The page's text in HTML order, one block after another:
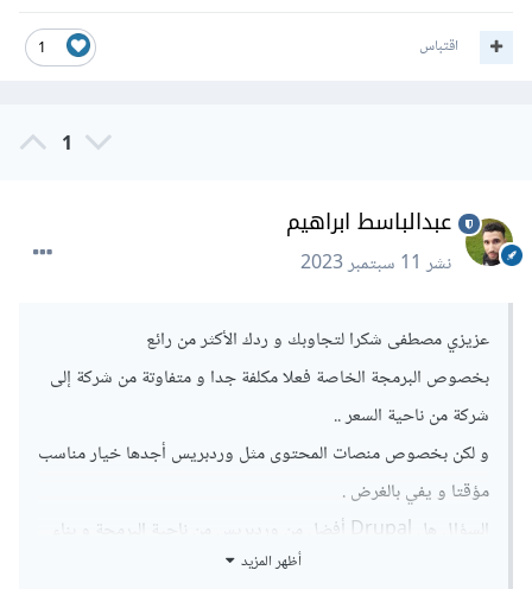
1 اقتباس
1
عبدالباسط ابراهيم
نشر11 سبتمبر 2023
عزيزي مصطفى شكرا لتجاوبك و ردك الأكثر من رائع
بخصوص البرمجة الخاصة فعلا مكلفة جدا و متفاوتة من شركة إلى
شركة من ناحية السعر ..
و لكن بخصوص منصات المحتوى مثل وردبريس أجدها خيار مناسب
مؤقتا و يفي بالغرض .
السؤال هل Drupal أفضل من وردبريس من ناحية البرمجة و بناء
أظهر المزيد